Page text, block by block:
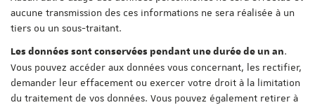
aucune transmission des ces informations ne sera réalisée à un
tiers ou un sous-traitant.
Les données sont conservées pendant une durée de un an.
Vous pouvez accéder aux données vous concernant, les rectifier,
demander leur effacement ou exercer votre droit à la limitation
du traitement de vos données. Vous pouvez également retirer à